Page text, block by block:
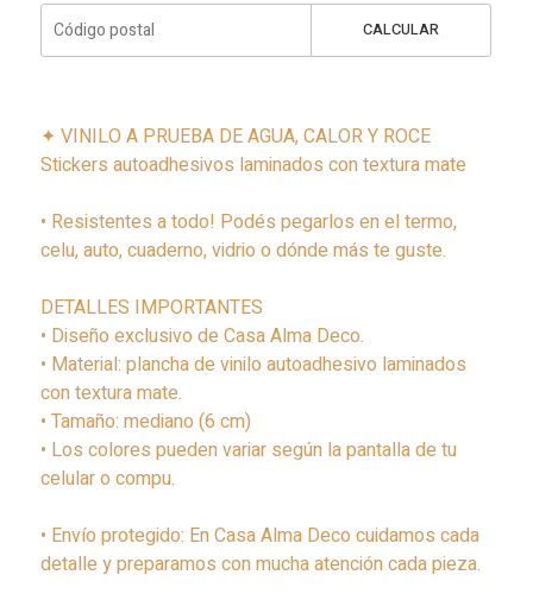
CALCULAR
✦ VINILO A PRUEBA DE AGUA, CALOR Y ROCE
Stickers autoadhesivos laminados con textura mate
• Resistentes a todo! Podés pegarlos en el termo,
celu, auto, cuaderno, vidrio o dónde más te guste.
DETALLES IMPORTANTES
• Diseño exclusivo de Casa Alma Deco.
• Material: plancha de vinilo autoadhesivo laminados
con textura mate.
• Tamaño: mediano (6 cm)
• Los colores pueden variar según la pantalla de tu
celular o compu.
• Envío protegido: En Casa Alma Deco cuidamos cada
detalle y preparamos con mucha atención cada pieza.